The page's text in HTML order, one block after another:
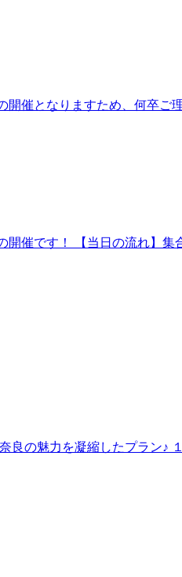
催となりますため、何卒ご
催です！ 【当日の流れ】集
良の魅力を凝縮したプラン♪